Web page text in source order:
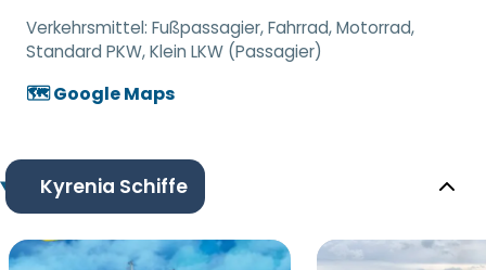
Verkehrsmittel: Fußpassagier, Fahrrad, Motorrad,
Standard PKW, Klein LKW (Passagier)
🗺️ Google Maps
Kyrenia Schiffe